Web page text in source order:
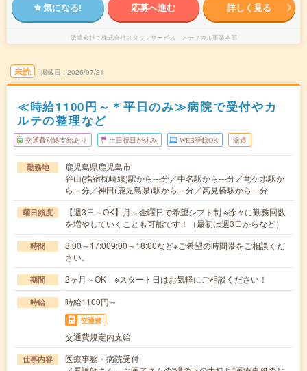
気になる! 応募へ進む 詳しく見る
派遣会社 株式会社スタッフサービス メディカル事業本部
未読 掲載日 2026/07/21
≪時給1100円～＊平日のみ≫病院で受付やカ
ルテの整理など
交通費別途支給あり 土日祝日が休み WEB登録OK 派遣
勤務地
鹿児島県鹿児島市
谷山(指宿枕崎線)駅から---分／中名駅から---分／竜ケ水駅か
ら---分／神田(鹿児島県)駅から---分／高見橋駅から---分
曜日頻度
【週3日～OK】月～金曜日で希望シフト制 ※徐々に勤務回数
を増やしていくことも可能です！（最初は週3日からなど）
時間
8:00～17:009:00～18:00など※ご希望の時間帯をご相談くだ
さい。
期間 2ヶ月～OK ※スタート日はお気軽にご相談ください！
時給 時給1100円～
交通費
交通費規定内支給
仕事内容
医療事務・病院受付